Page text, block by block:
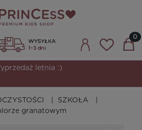
letnia :)
SZKOŁA
granatowym